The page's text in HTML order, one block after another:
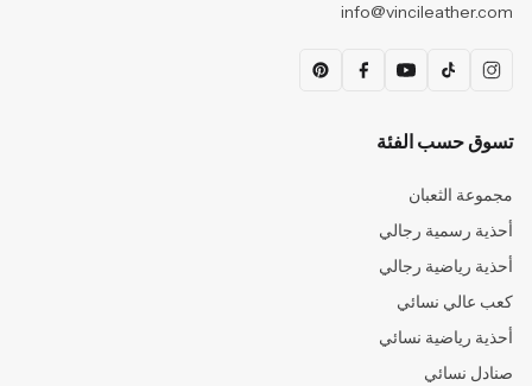
info@vincileather.com
تسوق حسب الفئة
مجموعة الثعبان
أحذية رسمية رجالي
أحذية رياضية رجالي
كعب عالي نسائي
أحذية رياضية نسائي
صنادل نسائي